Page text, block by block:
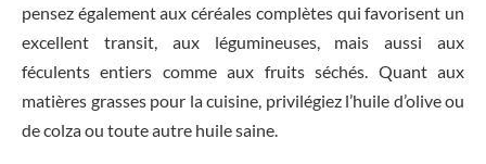
pensez également aux céréales complètes qui favorisent un
excellent transit, aux légumineuses, mais aussi aux
féculents entiers comme aux fruits séchés. Quant aux
matières grasses pour la cuisine, privilégiez l’huile d’olive ou
de colza ou toute autre huile saine.